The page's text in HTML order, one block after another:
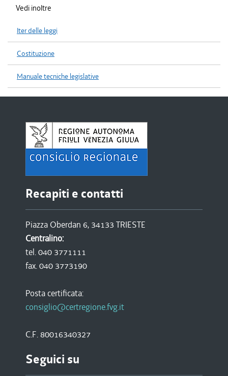
Vedi inoltre
Iter delle leggi
Costituzione
Manuale tecniche legislative
Recapiti e contatti
Piazza Oberdan 6, 34133 TRIESTE
Centralino:
tel. 040 3771111
fax. 040 3773190
Posta certificata:
consiglio@certregione.fvg.it
C.F. 80016340327
Seguici su